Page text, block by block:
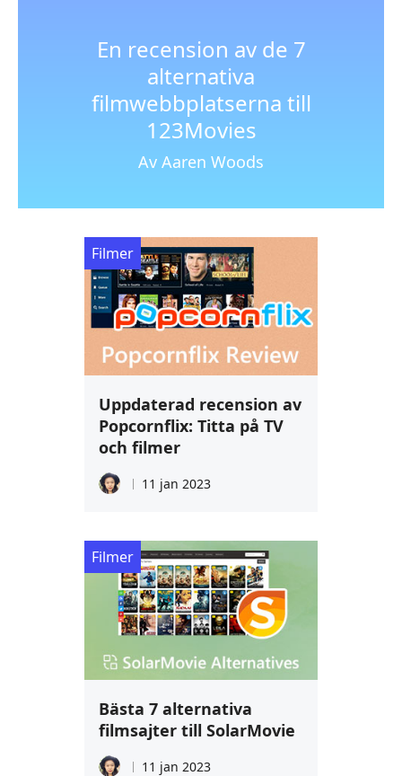
En recension av de 7
alternativa
filmwebbplatserna till
123Movies
Av Aaren Woods
Uppdaterad recension av
Popcornflix: Titta på TV
och filmer
11 jan 2023
Filmer
Bästa 7 alternativa
filmsajter till SolarMovie
11 jan 2023
Filmer